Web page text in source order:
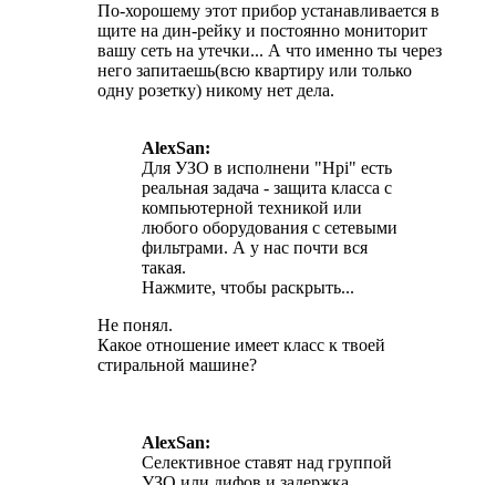
По-хорошему этот прибор устанавливается в
щите на дин-рейку и постоянно мониторит
вашу сеть на утечки... А что именно ты через
него запитаешь(всю квартиру или только
одну розетку) никому нет дела.
AlexSan:
Для УЗО в исполнени "Hpi" есть
реальная задача - защита класса с
компьютерной техникой или
любого оборудования с сетевыми
фильтрами. А у нас почти вся
такая.
Нажмите, чтобы раскрыть...
Не понял.
Какое отношение имеет класс к твоей
стиральной машине?
AlexSan:
Селективное ставят над группой